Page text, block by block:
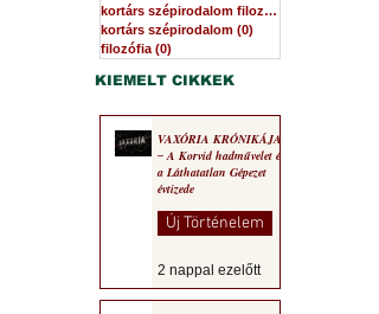
kortárs szépirodalom filozófia
kortárs szépirodalom (0)
filozófia (0)
KIEMELT CIKKEK
VAXÓRIA KRÓNIKÁJA
‒ A Korvid hadművelet és
a Láthatatlan Gépezet
évtizede
Új Történelem
2 nappal ezelőtt